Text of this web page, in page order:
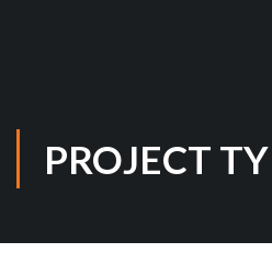
PROJECT